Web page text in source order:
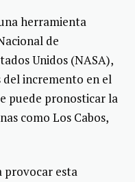
herramienta
de
Unidos (NASA),
del incremento en el
puede pronosticar la
como Los Cabos,
provocar esta